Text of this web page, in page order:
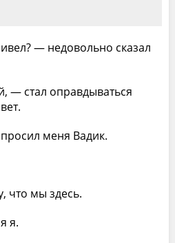
— недовольно сказал
— стал оправдываться
меня Вадик.
что мы здесь.
я.